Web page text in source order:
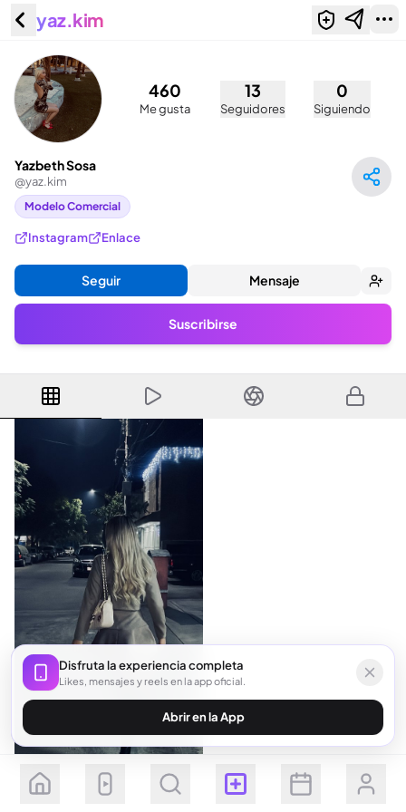
Yazbeth Sosa (@yaz.kim)
yaz.kim
460
Me gusta
13
Seguidores
0
Siguiendo
Yazbeth Sosa
@yaz.kim
Modelo Comercial
Instagram Enlace
Seguir Mensaje
Suscribirse
Seguir Suscribirse
Disfruta la experiencia completa
Likes, mensajes y reels en la app oficial.
Abrir en la App